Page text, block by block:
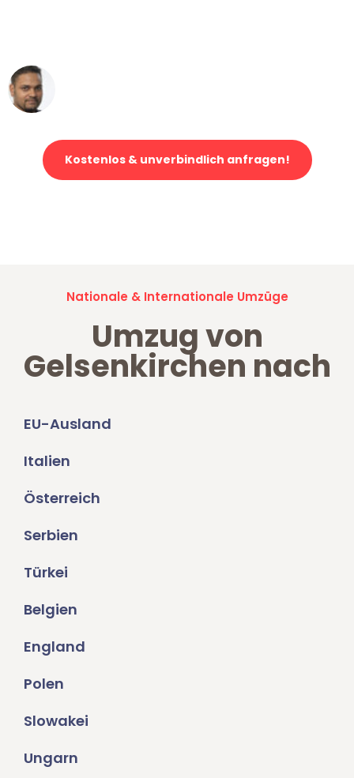
Kostenlos & unverbindlich anfragen!
Nationale & Internationale Umzüge
Umzug von
Gelsenkirchen nach
EU-Ausland
Italien
Österreich
Serbien
Türkei
Belgien
England
Polen
Slowakei
Ungarn